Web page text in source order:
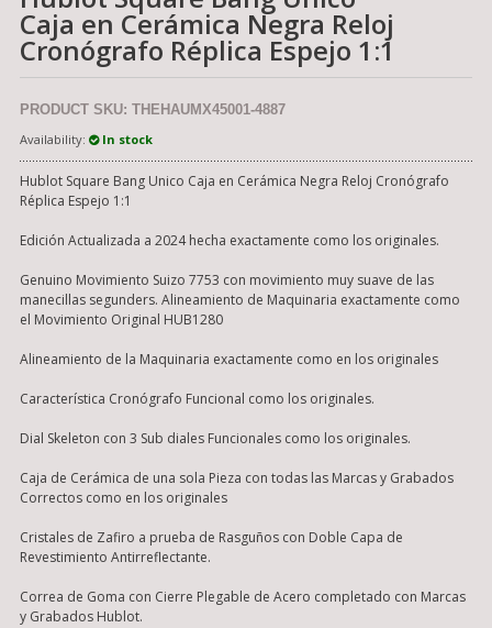
Caja en Cerámica Negra Reloj
Cronógrafo Réplica Espejo 1:1
PRODUCT SKU: THEHAUMX45001-4887
Availability:
In stock
Hublot Square Bang Unico Caja en Cerámica Negra Reloj Cronógrafo
Réplica Espejo 1:1
Edición Actualizada a 2024 hecha exactamente como los originales.
Genuino Movimiento Suizo 7753 con movimiento muy suave de las
manecillas segunders. Alineamiento de Maquinaria exactamente como
el Movimiento Original HUB1280
Alineamiento de la Maquinaria exactamente como en los originales
Característica Cronógrafo Funcional como los originales.
Dial Skeleton con 3 Sub diales Funcionales como los originales.
Caja de Cerámica de una sola Pieza con todas las Marcas y Grabados
Correctos como en los originales
Cristales de Zafiro a prueba de Rasguños con Doble Capa de
Revestimiento Antirreflectante.
Correa de Goma con Cierre Plegable de Acero completado con Marcas
y Grabados Hublot.